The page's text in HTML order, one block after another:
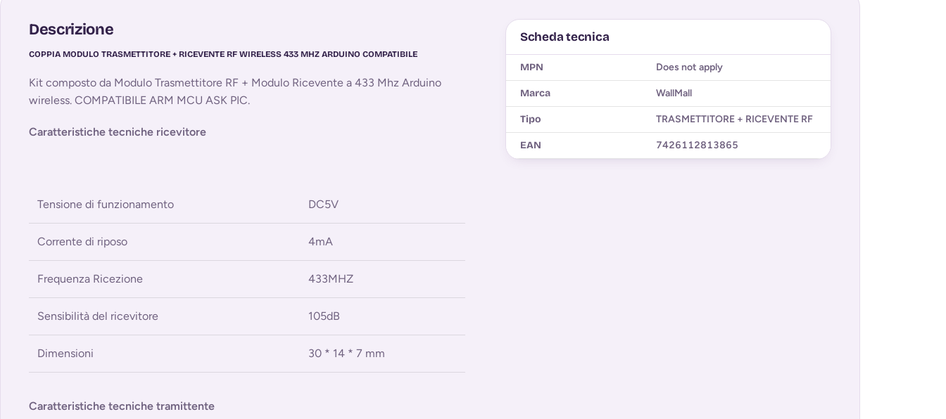
Descrizione
COPPIA MODULO TRASMETTITORE + RICEVENTE RF WIRELESS 433 MHZ ARDUINO COMPATIBILE
Kit composto da Modulo Trasmettitore RF + Modulo Ricevente a 433 Mhz Arduino
wireless. COMPATIBILE ARM MCU ASK PIC.
Caratteristiche tecniche ricevitore
Tensione di funzionamento DC5V
Corrente di riposo 4mA
Frequenza Ricezione 433MHZ
Sensibilità del ricevitore 105dB
Dimensioni 30 * 14 * 7 mm
Caratteristiche tecniche tramittente
Scheda tecnica
MPN Does not apply
Marca WallMall
Tipo TRASMETTITORE + RICEVENTE RF
EAN 7426112813865